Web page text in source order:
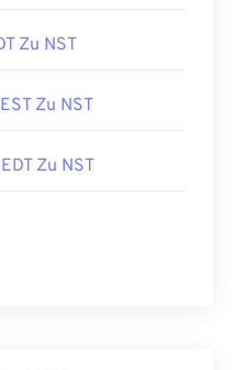
Zu NST
Zu NST
Zu NST